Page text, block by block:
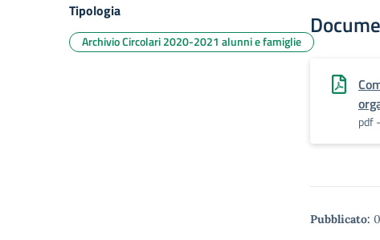
pdf
Pubblicato:
Tipologia
Archivio Circolari 2020-2021 alunni e famiglie